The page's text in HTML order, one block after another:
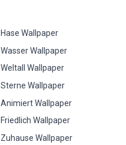
Hase Wallpaper
Wasser Wallpaper
Weltall Wallpaper
Sterne Wallpaper
Animiert Wallpaper
Friedlich Wallpaper
Zuhause Wallpaper